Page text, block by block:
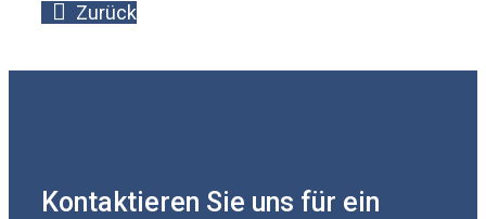
Zurück
Kontaktieren Sie uns für ein